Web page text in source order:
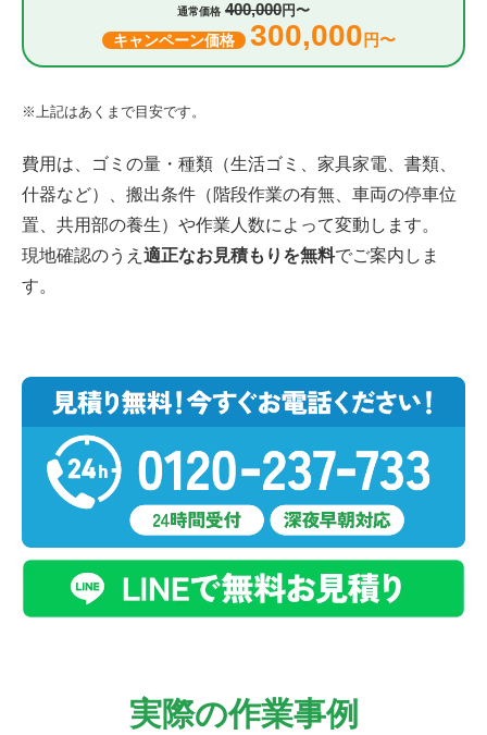
通常価格 400,000円〜
キャンペーン価格 300,000 円〜
※上記はあくまで目安です。
費用は、ゴミの量・種類（生活ゴミ、家具家電、書類、
什器など）、搬出条件（階段作業の有無、車両の停車位
置、共用部の養生）や作業人数によって変動します。
現地確認のうえ 適正なお見積もりを無料でご案内しま
す。
実際の作業事例